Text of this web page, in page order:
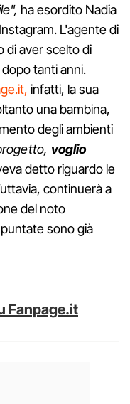
ha esordito Nadia
L'agente di
di aver scelto di
tanti anni.
infatti, la sua
una bambina,
degli ambienti
voglio
detto riguardo le
continuerà a
del noto
sono già
Fanpage.it